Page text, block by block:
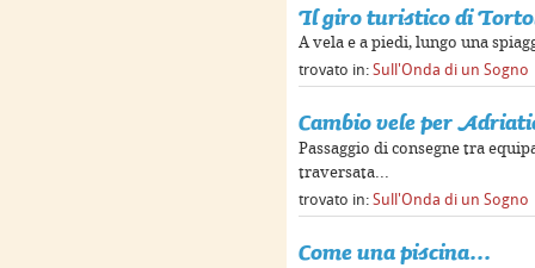
Il giro turistico di
A vela e a piedi, lungo una
trovato in: Sull'Onda di un Sogno
Cambio vele per
Passaggio di consegne tra
traversata...
trovato in: Sull'Onda di un Sogno
Come una piscina...